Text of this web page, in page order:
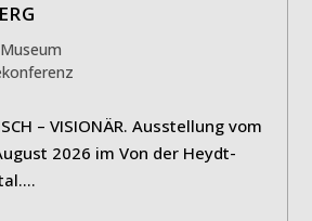
– VISIONÄR. Ausstellung vom
2026 im Von der Heydt-